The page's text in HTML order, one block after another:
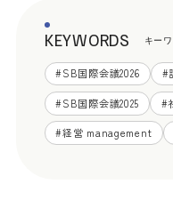
KEYWORDS キー
#SB国際会議2026 #
#SB国際会議2025 #
#経営 management